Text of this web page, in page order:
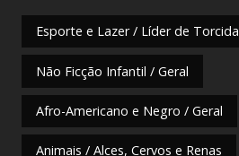
Esporte e Lazer / Líder de Torcida
Não Ficção Infantil / Geral
Afro-Americano e Negro / Geral
Animais / Alces, Cervos e Renas